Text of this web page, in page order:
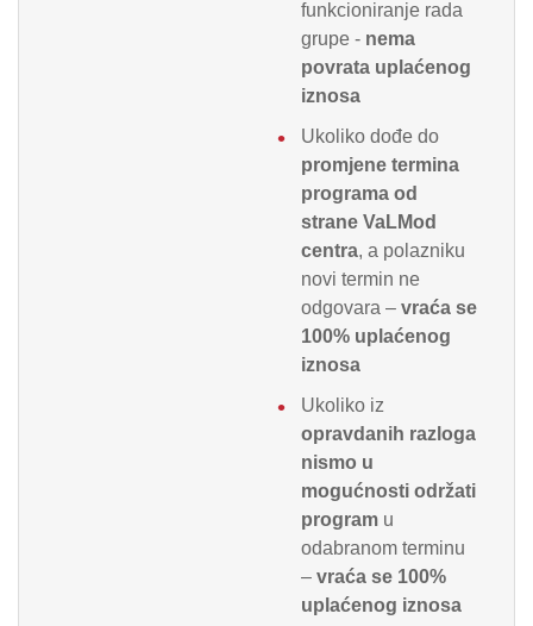
funkcioniranje rada
grupe - nema
povrata uplaćenog
iznosa
Ukoliko dođe do
promjene termina
programa od
strane VaLMod
centra, a polazniku
novi termin ne
odgovara – vraća se
100% uplaćenog
iznosa
Ukoliko iz
opravdanih razloga
nismo u
mogućnosti održati
program u
odabranom terminu
– vraća se 100%
uplaćenog iznosa